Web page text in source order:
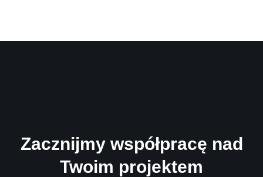
Zacznijmy współpracę nad
Twoim projektem